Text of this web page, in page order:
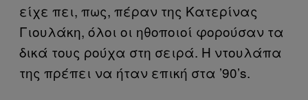
είχε πει, πως, πέραν της Κατερίνας
Γιουλάκη, όλοι οι ηθοποιοί φορούσαν τα
δικά τους ρούχα στη σειρά. Η ντουλάπα
της πρέπει να ήταν επική στα ’90’s.